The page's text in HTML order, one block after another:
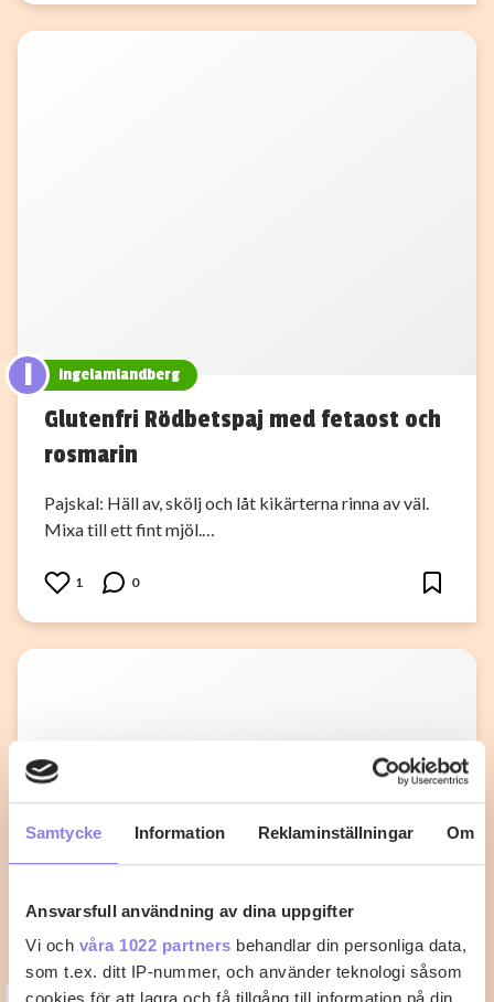
Samtycke Information Reklaminställningar Om
Ansvarsfull användning av dina uppgifter
Vi och våra 1022 partners behandlar din personliga data,
som t.ex. ditt IP-nummer, och använder teknologi såsom
I ingelamlandberg
Glutenfri Rödbetspaj med fetaost och
rosmarin
Pajskal: Häll av, skölj och låt kikärterna rinna av väl.
Mixa till ett fint mjöl.…
1 0
A asaeon